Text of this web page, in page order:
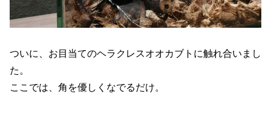
ついに、お目当てのヘラクレスオオカブトに触れ合いまし
た。
ここでは、角を優しくなでるだけ。